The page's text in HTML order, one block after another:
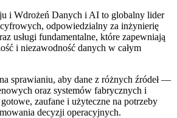
i Wdrożeń Danych i AI to globalny lider
odpowiedzialny za inżynierię
usługi fundamentalne, które zapewniają
i niezawodność danych w całym
sprawianiu, aby dane z różnych źródeł —
oraz systemów fabrycznych i
zaufane i użyteczne na potrzeby
decyzji operacyjnych.